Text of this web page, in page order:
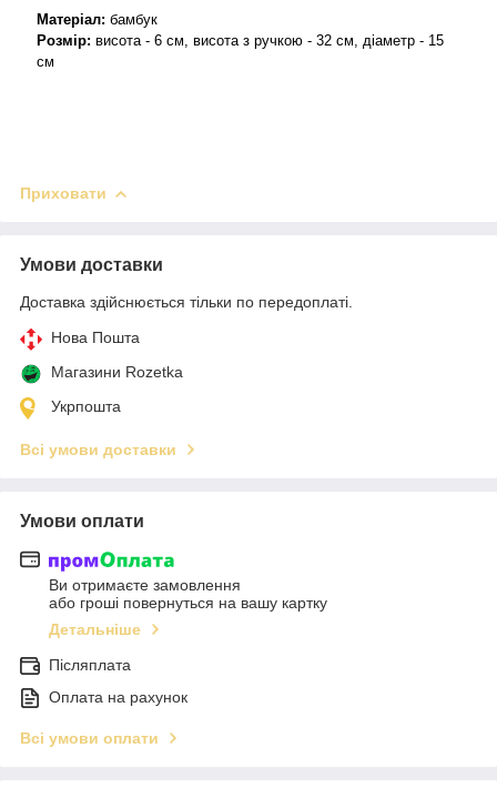
Матеріал: бамбук
Розмір: висота - 6 см, висота з ручкою - 32 см, діаметр - 15
см
Приховати
Умови доставки
Доставка здійснюється тільки по передоплаті.
Нова Пошта
Магазини Rozetka
Укрпошта
Всі умови доставки
Умови оплати
Ви отримаєте замовлення
або гроші повернуться на вашу картку
Детальніше
Післяплата
Оплата на рахунок
Всі умови оплати